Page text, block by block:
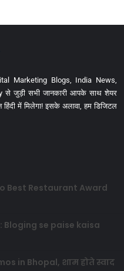
Marketing Blogs, India News,
से जुड़ी सभी जानकारी आपके साथ शेयर
में मिलेगा! इसके अलावा, हम डिजिटल
Best Restaurant Award
se paise kaisa
in Bhopal, शाम होते स्वाद